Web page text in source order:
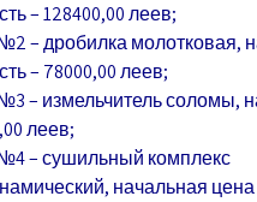
– 128400,00 леев;
– дробилка молотковая,
– 78000,00 леев;
– измельчитель соломы,
леев;
– сушильный комплекс
начальная цена